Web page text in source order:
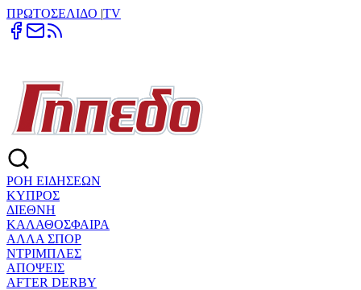
ΠΡΩΤΟΣΕΛΙΔΟ |TV
ΡΟΗ ΕΙΔΗΣΕΩΝ
ΚΥΠΡΟΣ
ΔΙΕΘΝΗ
ΚΑΛΑΘΟΣΦΑΙΡΑ
ΑΛΛΑ ΣΠΟΡ
ΝΤΡΙΜΠΛΕΣ
ΑΠΟΨΕΙΣ
AFTER DERBY